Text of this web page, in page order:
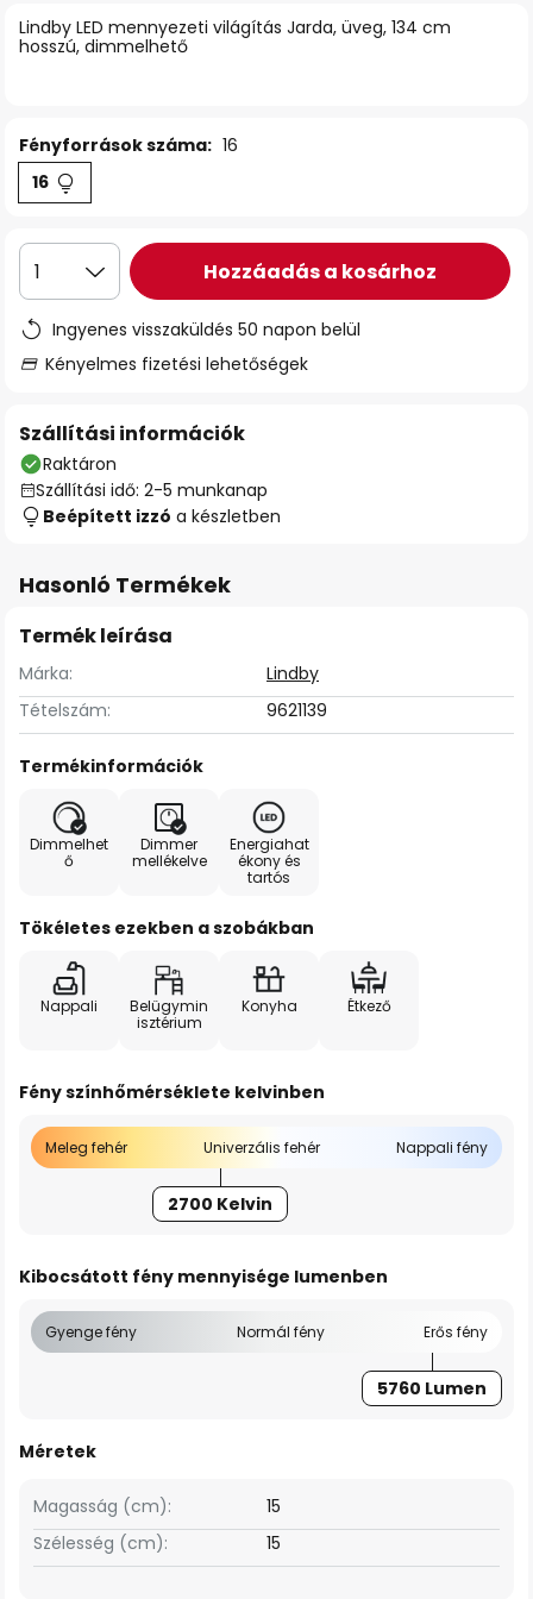
Lindby LED mennyezeti világítás Jarda, üveg, 134 cm
hosszú, dimmelhető
Fényforrások száma: 16
16
1 Hozzáadás a kosárhoz
Ingyenes visszaküldés 50 napon belül
Kényelmes fizetési lehetőségek
Szállítási információk
Raktáron
Szállítási idő: 2-5 munkanap
Beépített izzó a készletben
Hasonló Termékek
Termék leírása
Márka:
Lindby
Tételszám:
9621139
Termékinformációk
Dimmelhet
ő
Dimmer
mellékelve
Energiahat
ékony és
tartós
Tökéletes ezekben a szobákban
Nappali
Belügymin
isztérium
Konyha Étkező
Fény színhőmérséklete kelvinben
Meleg fehér Univerzális fehér Nappali fény
2700 Kelvin
Kibocsátott fény mennyisége lumenben
Gyenge fény Normál fény Erős fény
5760 Lumen
Méretek
Szélesség (cm): 15
Magasság (cm): 15